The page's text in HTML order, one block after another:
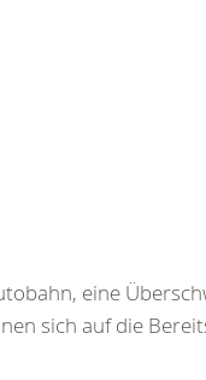
eine
sich auf die